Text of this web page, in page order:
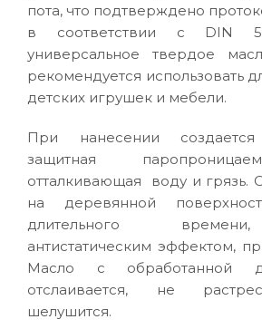
пота, что подтверждено
в соответствии с DIN
универсальное твердое
рекомендуется использовать
детских игрушек и мебели.
При нанесении создается
защитная
отталкивающая воду и грязь.
на деревянной
длительного
антистатическим эффектом,
Масло с обработанной
отслаивается, не
шелушится.